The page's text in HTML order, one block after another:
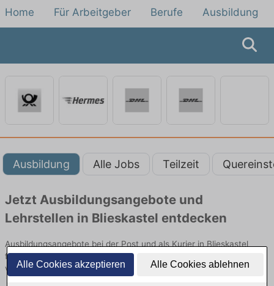
Alle Cookies akzeptieren Alle Cookies ablehnen
Home Für Arbeitgeber Berufe Ausbildung
Ausbildung Alle Jobs Teilzeit
Jetzt Ausbildungsangebote und
Lehrstellen in Blieskastel entdecken
Ausbildungsangebote bei der Post und als Kurier in Blieskastel
finden Sie von namhaften Firmen. Entdecken Sie freie Optionen
von Top-Arbeitgebern und bewerben Sie sich noch heute.